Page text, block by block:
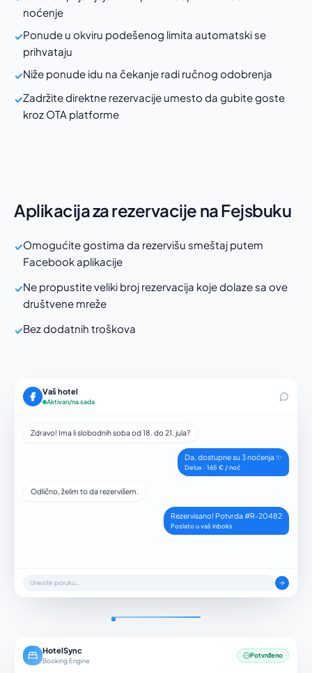
noćenje
✓Ponude u okviru podešenog limita automatski se
prihvataju
✓Niže ponude idu na čekanje radi ručnog odobrenja
✓Zadržite direktne rezervacije umesto da gubite goste
kroz OTA platforme
Aplikacija za rezervacije na Fejsbuku
✓Omogućite gostima da rezervišu smeštaj putem
Facebook aplikacije
✓Ne propustite veliki broj rezervacija koje dolaze sa ove
društvene mreže
✓Bez dodatnih troškova
Vaš hotel
Aktivan/na sada
Zdravo! Ima li slobodnih soba od 18. do 21. jula?
Da, dostupne su 3 noćenja ✨
Delux · 165 € / noć
Odlično, želim to da rezervišem.
Rezervisano! Potvrda #R-20482
Poslato u vaš inboks
Unesite poruku…
HotelSync
Booking Engine
Potvrđeno